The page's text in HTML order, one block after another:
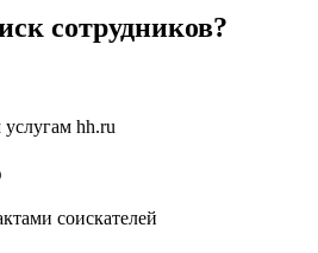
сотрудников?
hh.ru
соискателей